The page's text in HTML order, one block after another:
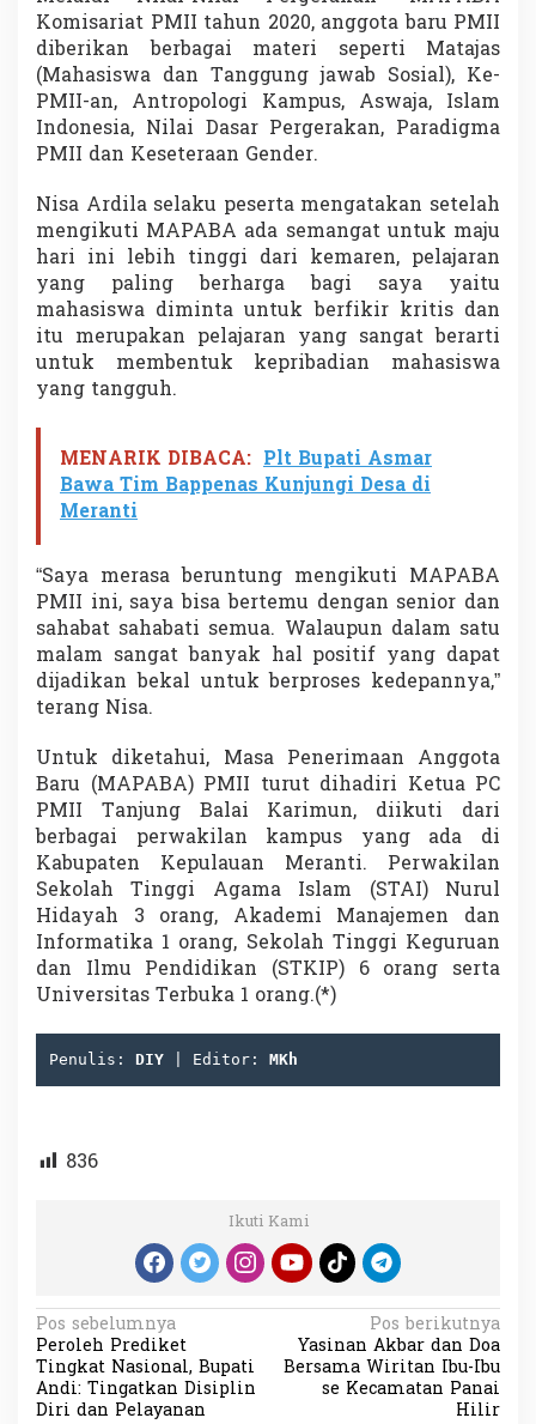
Komisariat PMII tahun 2020, anggota baru PMII
diberikan berbagai materi seperti Matajas
(Mahasiswa dan Tanggung jawab Sosial), Ke-
PMII-an, Antropologi Kampus, Aswaja, Islam
Indonesia, Nilai Dasar Pergerakan, Paradigma
PMII dan Keseteraan Gender.
Nisa Ardila selaku peserta mengatakan setelah
mengikuti MAPABA ada semangat untuk maju
hari ini lebih tinggi dari kemaren, pelajaran
yang paling berharga bagi saya yaitu
mahasiswa diminta untuk berfikir kritis dan
itu merupakan pelajaran yang sangat berarti
untuk membentuk kepribadian mahasiswa
yang tangguh.
MENARIK DIBACA: Plt Bupati Asmar
Bawa Tim Bappenas Kunjungi Desa di
Meranti
“Saya merasa beruntung mengikuti MAPABA
PMII ini, saya bisa bertemu dengan senior dan
sahabat sahabati semua. Walaupun dalam satu
malam sangat banyak hal positif yang dapat
dijadikan bekal untuk berproses kedepannya,”
terang Nisa.
Untuk diketahui, Masa Penerimaan Anggota
Baru (MAPABA) PMII turut dihadiri Ketua PC
PMII Tanjung Balai Karimun, diikuti dari
berbagai perwakilan kampus yang ada di
Kabupaten Kepulauan Meranti. Perwakilan
Sekolah Tinggi Agama Islam (STAI) Nurul
Hidayah 3 orang, Akademi Manajemen dan
Informatika 1 orang, Sekolah Tinggi Keguruan
dan Ilmu Pendidikan (STKIP) 6 orang serta
Universitas Terbuka 1 orang.(*)
Penulis: DIY | Editor: MKh
836
Ikuti Kami
N
a
v
Pos sebelumnya
Peroleh Prediket
Tingkat Nasional, Bupati
Andi: Tingatkan Disiplin
Diri dan Pelayanan
Pos berikutnya
Yasinan Akbar dan Doa
Bersama Wiritan Ibu-Ibu
se Kecamatan Panai
Hilir